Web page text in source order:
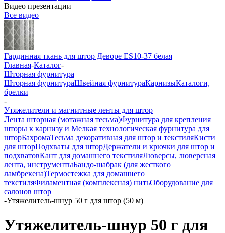
Видео презентации
Все видео
Гардинная ткань для штор Деворе ES10-37 белая
Главная-Каталог-
Шторная фурнитура
Шторная фурнитураШвейная фурнитураКарнизыКаталоги,
брелки
-
Утяжелители и магнитные ленты для штор
Лента шторная (мотажная тесьма)Фурнитура для крепления
шторы к карнизу и Мелкая технологическая фурнитура для
шторБахромаТесьма декоративная для штор и текстиляКисти
для шторПодхваты для шторДержатели и крючки для штор и
подхватовКант для домашнего текстиляЛюверсы, люверсная
лента, инструментыБандо-шабрак (для жесткого
ламбрекена)Термостежка для домашнего
текстиляФиламентная (комплексная) нитьОборудование для
салонов штор
-Утяжелитель-шнур 50 г для штор (50 м)
Утяжелитель-шнур 50 г для